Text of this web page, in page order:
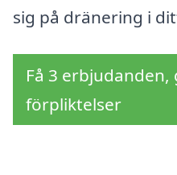
sig på dränering i
Få 3
förpliktelser